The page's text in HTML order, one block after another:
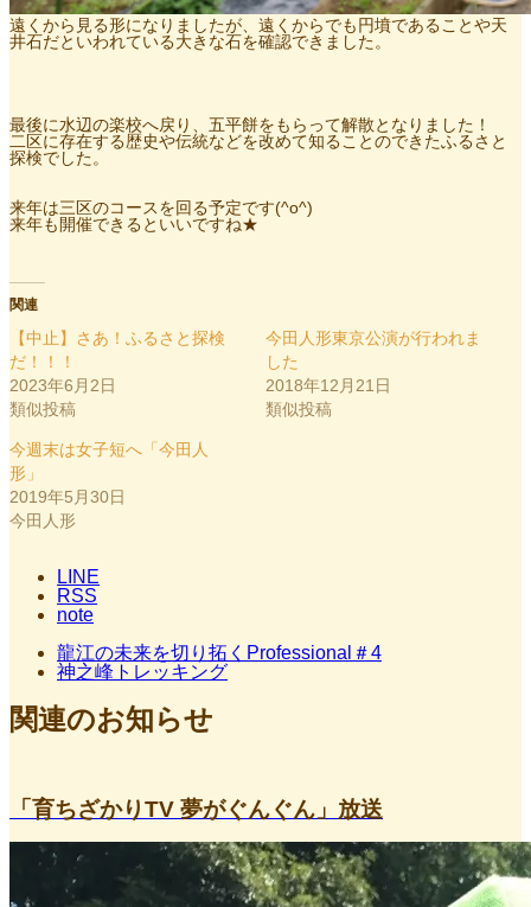
遠くから見る形になりましたが、遠くからでも円墳であることや天
井石だといわれている大きな石を確認できました。
最後に水辺の楽校へ戻り、五平餅をもらって解散となりました！
二区に存在する歴史や伝統などを改めて知ることのできたふるさと
探検でした。
来年は三区のコースを回る予定です(^o^)
来年も開催できるといいですね★
関連
【中止】さあ！ふるさと探検
だ！！！
2023年6月2日
類似投稿
今田人形東京公演が行われま
した
2018年12月21日
類似投稿
今週末は女子短へ「今田人
形」
2019年5月30日
今田人形
LINE
RSS
note
龍江の未来を切り拓くProfessional＃4
神之峰トレッキング
関連のお知らせ
「育ちざかりTV 夢がぐんぐん」放送